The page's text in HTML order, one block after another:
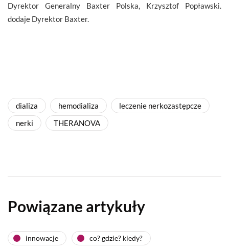
Dyrektor Generalny Baxter Polska, Krzysztof Popławski.
dodaje Dyrektor Baxter.
dializa hemodializa
leczenie nerkozastępcze
nerki
THERANOVA
Powiązane artykuły
innowacje co? gdzie? kiedy?